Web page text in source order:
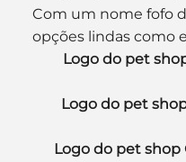
Com um nome fofo
opções lindas como
Logo do pet
Logo do pet
Logo do pet shop